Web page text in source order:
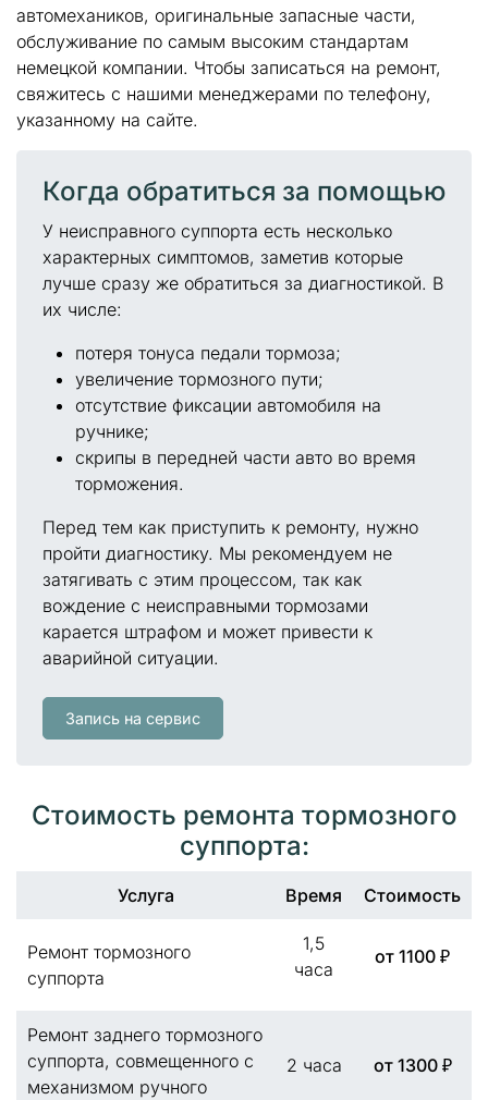
автомехаников, оригинальные запасные части,
обслуживание по самым высоким стандартам
немецкой компании. Чтобы записаться на ремонт,
свяжитесь с нашими менеджерами по телефону,
указанному на сайте.
Когда обратиться за помощью
У неисправного суппорта есть несколько
характерных симптомов, заметив которые
лучше сразу же обратиться за диагностикой. В
их числе:
потеря тонуса педали тормоза;
увеличение тормозного пути;
отсутствие фиксации автомобиля на
ручнике;
скрипы в передней части авто во время
торможения.
Перед тем как приступить к ремонту, нужно
пройти диагностику. Мы рекомендуем не
затягивать с этим процессом, так как
вождение с неисправными тормозами
карается штрафом и может привести к
аварийной ситуации.
Запись на сервис
Стоимость ремонта тормозного
суппорта:
Услуга Время Стоимость
Ремонт тормозного
суппорта
1,5
часа
от 1100 ₽
Ремонт заднего тормозного
суппорта, совмещенного с
механизмом ручного
2 часа от 1300 ₽